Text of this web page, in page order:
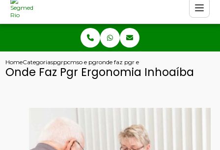
HomeCategoriaspgrpcmso e pgronde faz pgr ergonomia inhoaiba
Onde Faz Pgr Ergonomia Inhoaíba